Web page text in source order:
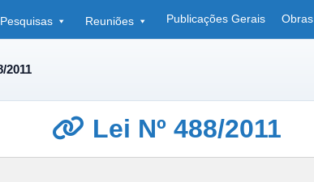
Pesquisas Reuniões Publicações Gerais Obras
2011
Lei Nº 488/2011